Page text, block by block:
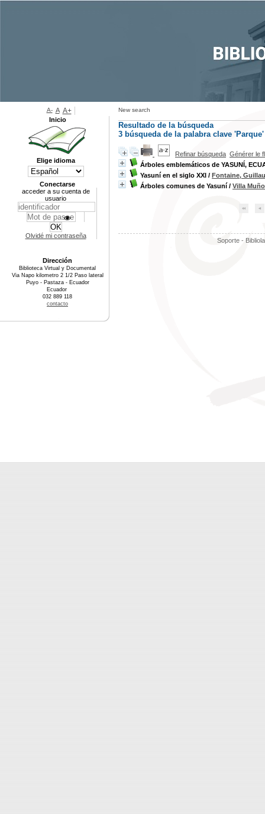
New search
Resultado de la búsqueda
3 búsqueda de la palabra clave 'Parque'
Refinar búsqueda Générer le
Árboles emblemáticos de YASUNÍ,
Yasuní en el siglo XXI / Fontaine,
Árboles comunes de Yasuní / Villa
Soporte -
A- A A+
Inicio
Elige idioma
Conectarse
acceder a su cuenta de
usuario
Olvidé mi contraseña
Dirección
Biblioteca Virtual y Documental
Via Napo kilometro 2 1/2 Paso lateral
Puyo - Pastaza - Ecuador
Ecuador
032 889 118
contacto